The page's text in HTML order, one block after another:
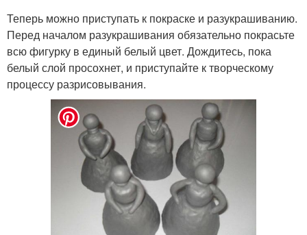
Теперь можно приступать к покраске и разукрашиванию.
Перед началом разукрашивания обязательно покрасьте
всю фигурку в единый белый цвет. Дождитесь, пока
белый слой просохнет, и приступайте к творческому
процессу разрисовывания.